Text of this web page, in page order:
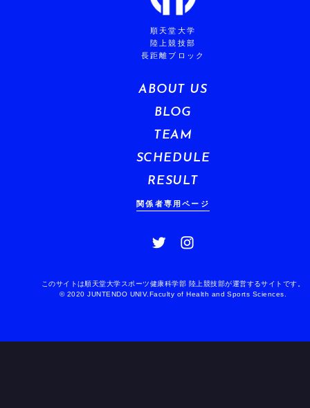
順天堂大学
陸上競技部
長距離ブロック
ABOUT US
BLOG
TEAM
SCHEDULE
RESULT
関係者専用ページ
このサイトは順天堂大学スポーツ健康科学部 陸上競技部が運営するサイトです。
© 2020 JUNTENDO UNIV.Faculty of Health and Sports Sciences.